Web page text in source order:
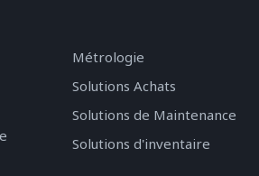
Métrologie
Solutions Achats
Solutions de Maintenance
Solutions d'inventaire